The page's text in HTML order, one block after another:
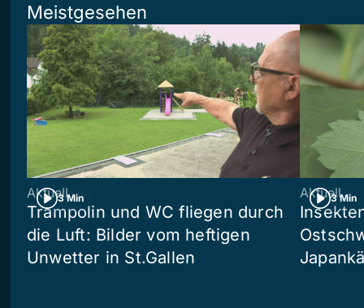
Meistgesehen
3 Min
Aktuell
Trampolin und WC fliegen durch
die Luft: Bilder vom heftigen
Unwetter in St.Gallen
3 Min
Aktuell